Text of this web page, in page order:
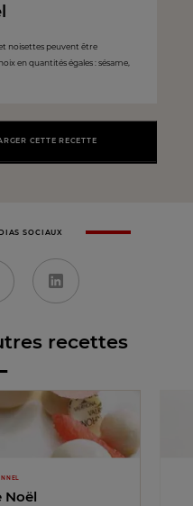
CETTE RECETTE
noisettes peuvent être
en quantités égales : sésame,
SOCIAUX
recettes
Noël